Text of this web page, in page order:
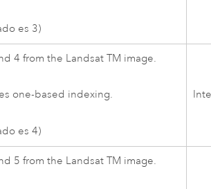
es 3)
4 from the Landsat TM image.
one-based indexing.
es 4)
5 from the Landsat TM image.